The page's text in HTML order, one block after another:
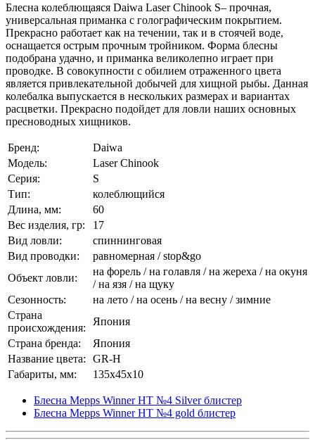
Блесна колеблющаяся Daiwa Laser Chinook S– прочная,
универсальная приманка с голографическим покрытием.
Прекрасно работает как на течении, так и в стоячей воде,
оснащается острым прочным тройником. Форма блесны
подобрана удачно, и приманка великолепно играет при
проводке. В совокупности с обилием отраженного цвета
является привлекательной добычей для хищной рыбы. Данная
колебалка выпускается в нескольких размерах и вариантах
расцветки. Прекрасно подойдет для ловли наших основных
пресноводных хищников.
Бренд:
Daiwa
Модель:
Laser Chinook
Серия:
S
Тип:
колеблющийся
Длина, мм:
60
Вес изделия, гр:
17
Вид ловли:
спиннинговая
Вид проводки:
равномерная / stop&go
Объект ловли:
на форель / на голавля / на жереха / на окуня
/ на язя / на щуку
Сезонность:
на лето / на осень / на весну / зимние
Страна
происхождения:
Япония
Страна бренда:
Япония
Название цвета:
GR-H
Габариты, мм:
135x45x10
Блесна Mepps Winner HT №4 Silver блистер
Блесна Mepps Winner HT №4 gold блистер